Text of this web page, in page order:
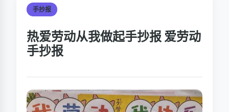
手抄报
热爱劳动从我做起手抄报 爱劳动
手抄报